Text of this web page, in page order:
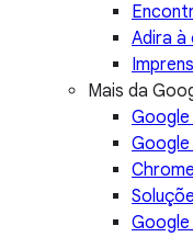
Adira à
Mais da
Google
Google
Google